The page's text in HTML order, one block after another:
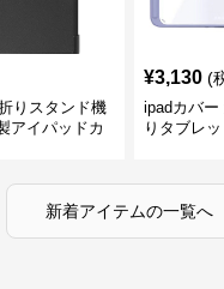
りスタンド機
アイパッドカ
¥3,130 (
ipadカバ
りタブレ
新着アイテムの一覧へ